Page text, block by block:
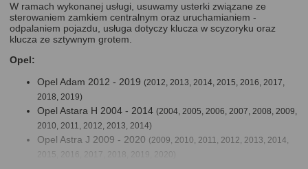
W ramach wykonanej usługi, usuwamy usterki związane ze
sterowaniem zamkiem centralnym oraz uruchamianiem -
odpalaniem pojazdu, usługa dotyczy klucza w scyzoryku oraz
klucza ze sztywnym grotem.
Opel:
Opel Adam 2012 - 2019 (2012, 2013, 2014, 2015, 2016, 2017,
2018, 2019)
Opel Astara H 2004 - 2014 (2004, 2005, 2006, 2007, 2008, 2009,
2010, 2011, 2012, 2013, 2014)
Opel Astra J 2009 - 2020 (2009, 2010, 2011, 2012, 2013, 2014,
2015, 2016, 2017, 2018, 2019, 2020)